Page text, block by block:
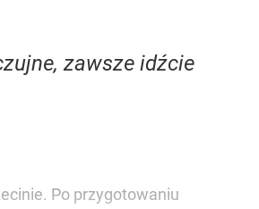
zawsze idźcie
Po przygotowaniu